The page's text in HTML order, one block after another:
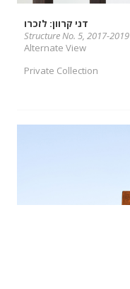
דני קרוון: לזכרו
Structure No. 5, 2017-2019
Alternate View
Private Collection